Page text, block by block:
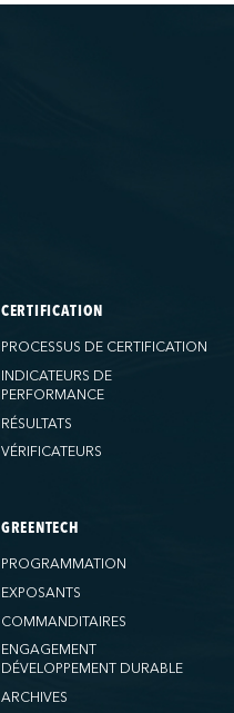
CERTIFICATION
PROCESSUS DE CERTIFICATION
INDICATEURS DE
PERFORMANCE
RÉSULTATS
VÉRIFICATEURS
GREENTECH
PROGRAMMATION
EXPOSANTS
COMMANDITAIRES
ENGAGEMENT
DÉVELOPPEMENT DURABLE
ARCHIVES